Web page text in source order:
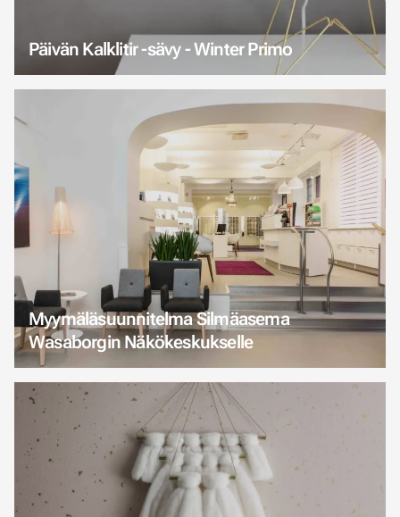
Päivän Kalklitir -sävy - Winter Primo
Myymäläsuunnitelma Silmäasema
Wasaborgin Näkökeskukselle